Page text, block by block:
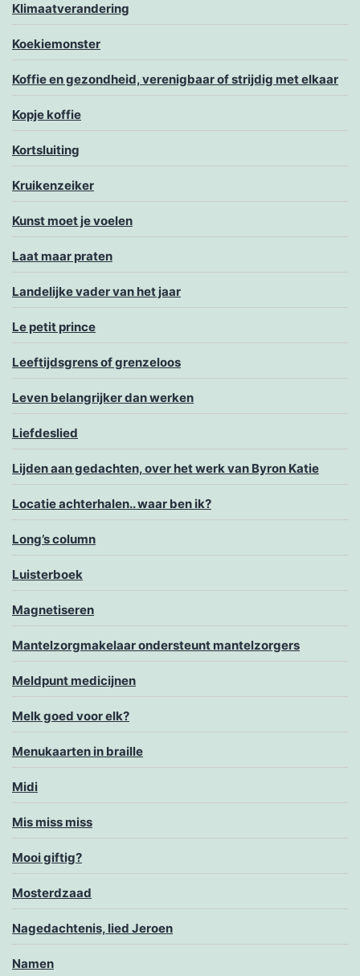
Klimaatverandering
Koekiemonster
Koffie en gezondheid, verenigbaar of strijdig met elkaar
Kopje koffie
Kortsluiting
Kruikenzeiker
Kunst moet je voelen
Laat maar praten
Landelijke vader van het jaar
Le petit prince
Leeftijdsgrens of grenzeloos
Leven belangrijker dan werken
Liefdeslied
Lijden aan gedachten, over het werk van Byron Katie
Locatie achterhalen.. waar ben ik?
Long’s column
Luisterboek
Magnetiseren
Mantelzorgmakelaar ondersteunt mantelzorgers
Meldpunt medicijnen
Melk goed voor elk?
Menukaarten in braille
Midi
Mis miss miss
Mooi giftig?
Mosterdzaad
Nagedachtenis, lied Jeroen
Namen